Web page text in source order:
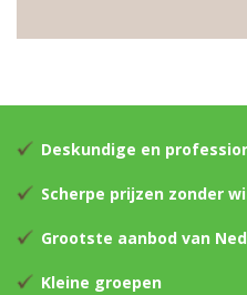
Deskundige en
Scherpe prijzen zonder
Grootste aanbod van
Kleine groepen